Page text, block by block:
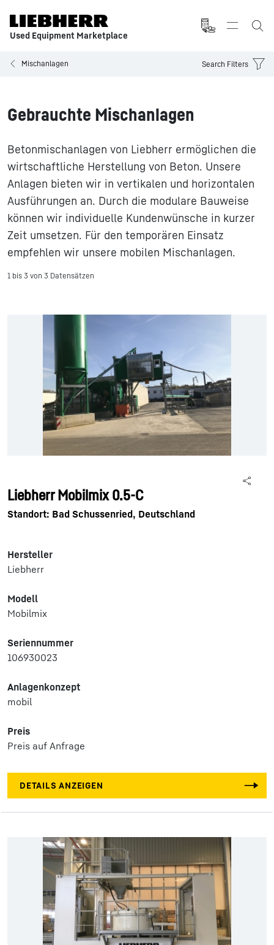
Used Equipment Marketplace
Mischanlagen Search Filters
Gebrauchte Mischanlagen
Betonmischanlagen von Liebherr ermöglichen die
wirtschaftliche Herstellung von Beton. Unsere
Anlagen bieten wir in vertikalen und horizontalen
Ausführungen an. Durch die modulare Bauweise
können wir individuelle Kundenwünsche in kurzer
Zeit umsetzen. Für den temporären Einsatz
empfehlen wir unsere mobilen Mischanlagen.
1 bis 3 von 3 Datensätzen
Liebherr Mobilmix 0.5-C
Standort: Bad Schussenried, Deutschland
Hersteller
Liebherr
Modell
Mobilmix
Seriennummer
106930023
Anlagenkonzept
mobil
Preis
Preis auf Anfrage
DETAILS ANZEIGEN